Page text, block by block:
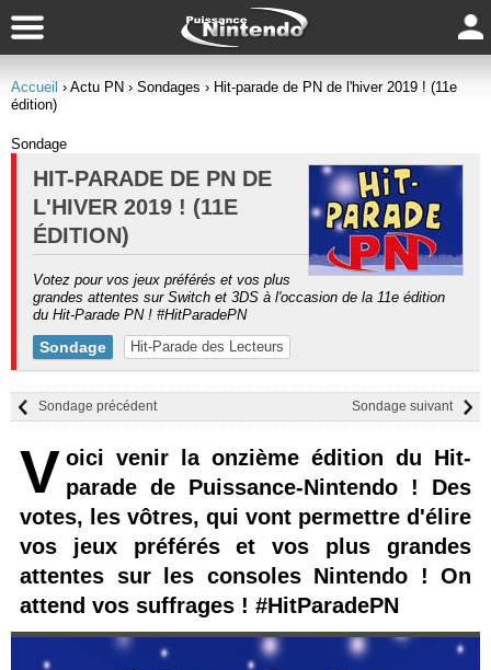
Accueil › Actu PN › Sondages › Hit-parade de PN de l'hiver 2019 ! (11e
édition)
Sondage
HIT-PARADE DE PN DE
L'HIVER 2019 ! (11E
ÉDITION)
Votez pour vos jeux préférés et vos plus
grandes attentes sur Switch et 3DS à l'occasion de la 11e édition
du Hit-Parade PN ! #HitParadePN
Sondage Hit-Parade des Lecteurs
Sondage suivant
Sondage précédent
V oici venir la onzième édition du Hit-
parade de Puissance-Nintendo ! Des
votes, les vôtres, qui vont permettre d'élire
vos jeux préférés et vos plus grandes
attentes sur les consoles Nintendo ! On
attend vos suffrages ! #HitParadePN